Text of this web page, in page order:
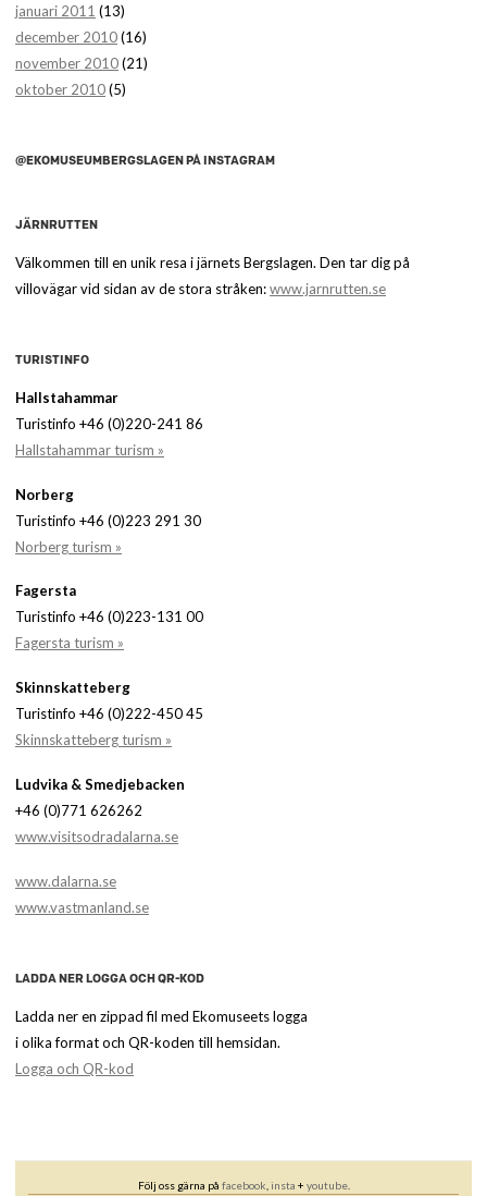
januari 2011 (13)
december 2010(16)
november 2010(21)
oktober 2010(5)
@EKOMUSEUMBERGSLAGEN PÅ INSTAGRAM
JÄRNRUTTEN
Välkommen till en unik resa i järnets Bergslagen. Den tar dig på
villovägar vid sidan av de stora stråken:www.jarnrutten.se
TURISTINFO
Hallstahammar
Turistinfo +46 (0)220-241 86
Hallstahammar turism »
Norberg
Turistinfo +46 (0)223 291 30
Norberg turism »
Fagersta
Turistinfo +46 (0)223-131 00
Fagersta turism »
Skinnskatteberg
Turistinfo +46 (0)222-450 45
Skinnskatteberg turism »
Ludvika & Smedjebacken
+46 (0)771 626262
www.visitsodradalarna.se
www.dalarna.se
www.vastmanland.se
LADDA NER LOGGA OCH QR-KOD
Ladda ner en zippad fil med Ekomuseets logga
i olika format och QR-koden till hemsidan.
Logga och QR-kod
Följ oss gärna på facebook insta + youtube.